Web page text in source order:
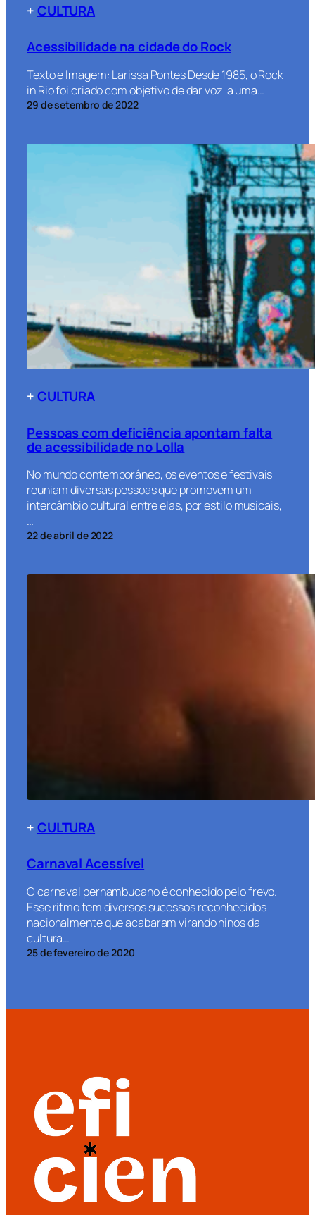
+CULTURA
Acessibilidade na cidade do Rock
Texto e Imagem: Larissa Pontes Desde 1985, o Rock
in Rio foi criado com objetivo de dar voz a uma…
29 de setembro de 2022
+CULTURA
Pessoas com deficiência apontam falta
de acessibilidade no Lolla
No mundo contemporâneo, os eventos e festivais
reuniam diversas pessoas que promovem um
intercâmbio cultural entre elas, por estilo musicais,
…
22 de abril de 2022
+CULTURA
Carnaval Acessível
O carnaval pernambucano é conhecido pelo frevo.
Esse ritmo tem diversos sucessos reconhecidos
nacionalmente que acabaram virando hinos da
cultura…
25 de fevereiro de 2020